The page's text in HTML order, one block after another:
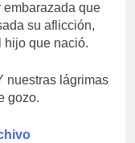
que
su aflicción,
hijo que nació.
nuestras lágrimas
gozo.